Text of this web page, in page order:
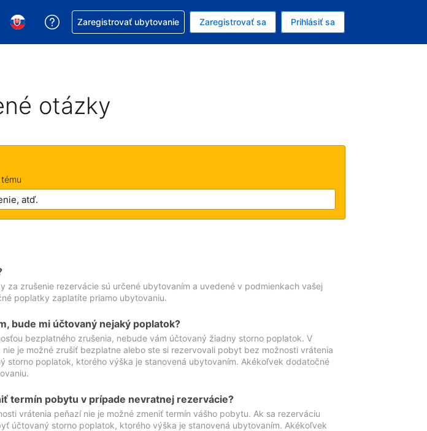
menu. Momentálne máte zvolenú menu Americký dolár
Vybrať jazyk. Momentálne máte zvolený jazyk V slovenčine
Získajte pomoc s rezerváciou
Zaregistrovať ubytovanie Zaregistrovať sa Prihlásiť sa
otázky
za zrušenie rezervácie sú určené ubytovaním a uvedené v podmienkach vašej
poplatky zaplatíte priamo ubytovaniu.
bude mi účtovaný nejaký poplatok?
bezplatného zrušenia, nebude vám účtovaný žiadny storno poplatok. V
je možné zrušiť bezplatne alebo ste si rezervovali pobyt bez možnosti vrátenia
storno poplatok, ktorého výška je stanovená ubytovaním. Akékoľvek dodatočné
termín pobytu v prípade nevratnej rezervácie?
vrátenia peňazí nie je možné zmeniť termín vášho pobytu. Ak sa rezerváciu
účtovaný storno poplatok, ktorého výška je stanovená ubytovaním. Akékoľvek